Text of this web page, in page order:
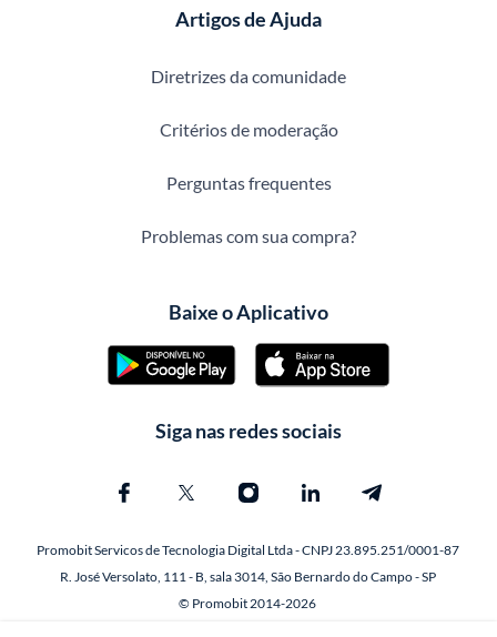
Artigos de Ajuda
Diretrizes da comunidade
Critérios de moderação
Perguntas frequentes
Problemas com sua compra?
Baixe o Aplicativo
Siga nas redes sociais
Promobit Servicos de Tecnologia Digital Ltda - CNPJ 23.895.251/0001-87
R. José Versolato, 111 - B, sala 3014, São Bernardo do Campo - SP
© Promobit 2014-2026